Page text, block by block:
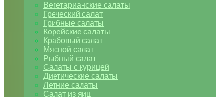
Вегетарианские салаты
Греческий салат
Грибные салаты
Корейские салаты
Крабовый салат
Мясной салат
Рыбный салат
Салаты с курицей
Диетические салаты
Летние салаты
Салат из яиц